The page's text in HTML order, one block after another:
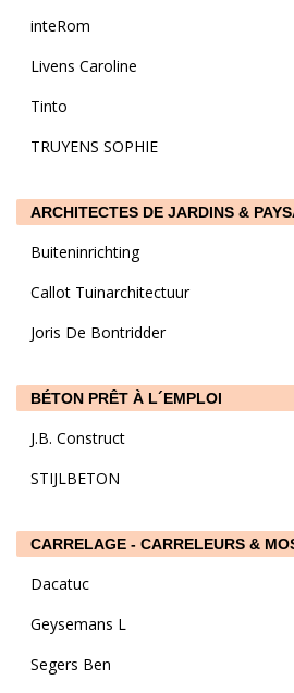
inteRom
Livens Caroline
Tinto
TRUYENS SOPHIE
ARCHITECTES DE JARDINS &
Buiteninrichting
Callot Tuinarchitectuur
Joris De Bontridder
BÉTON PRÊT À L´EMPLOI
J.B. Construct
STIJLBETON
CARRELAGE - CARRELEURS &
Dacatuc
Geysemans L
Segers Ben